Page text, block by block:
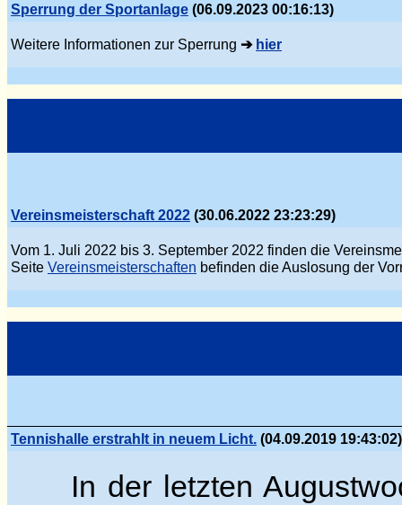
Sperrung der Sportanlage (06.09.2023 00:16:13)
Weitere Informationen zur Sperrung ➔ hier
Vereinsmeisterschaft 2022 (30.06.2022 23:23:29)
Vom 1. Juli 2022 bis 3. September 2022 finden die
Seite Vereinsmeisterschaften befinden die Auslosung der
Tennishalle erstrahlt in neuem Licht. (04.09.2019 19:43:02)
In der letzten